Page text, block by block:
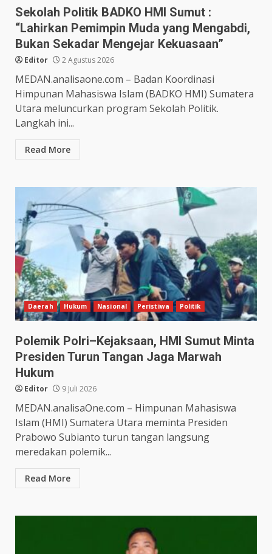
Sekolah Politik BADKO HMI Sumut :
“Lahirkan Pemimpin Muda yang Mengabdi,
Bukan Sekadar Mengejar Kekuasaan”
Editor 2 Agustus 2026
MEDAN.analisaone.com – Badan Koordinasi
Himpunan Mahasiswa Islam (BADKO HMI) Sumatera
Utara meluncurkan program Sekolah Politik.
Langkah ini...
Read More
Daerah Hukum Nasional Peristiwa Politik
Polemik Polri–Kejaksaan, HMI Sumut Minta
Presiden Turun Tangan Jaga Marwah
Hukum
Editor 9 Juli 2026
MEDAN.analisaOne.com – Himpunan Mahasiswa
Islam (HMI) Sumatera Utara meminta Presiden
Prabowo Subianto turun tangan langsung
meredakan polemik...
Read More